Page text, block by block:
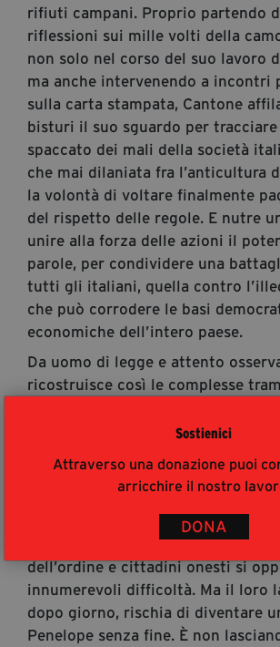
Sostienici
Attraverso una donazione puoi
arricchire il nostro
DONA
rifiuti campani. Proprio partendo
riflessioni sui mille volti della
non solo nel corso del suo lavoro
ma anche intervenendo a incontri
sulla carta stampata, Cantone
bisturi il suo sguardo per
spaccato dei mali della società
che mai dilaniata fra l’anticultura
la volontà di voltare finalmente
del rispetto delle regole. E nutre
unire alla forza delle azioni il
parole, per condividere una
tutti gli italiani, quella contro
che può corrodere le basi
economiche dell’intero paese.
Da uomo di legge e attento
ricostruisce così le complesse
amministratori pubblici, i politici
centri del potere deviato e al
rischi per la nostra economia
grigia» efficientissima, cui
dell’ordine e cittadini onesti si
innumerevoli difficoltà. Ma il loro
dopo giorno, rischia di diventare
Penelope senza fine. È non